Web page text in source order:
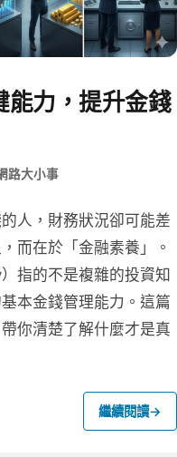
能力，提升金錢
路大小事
人，財務狀況卻可能差
而在於「金融素養」。
指的不是複雜的投資知
本金錢管理能力。這篇
你清楚了解什麼才是真
繼續閱讀→